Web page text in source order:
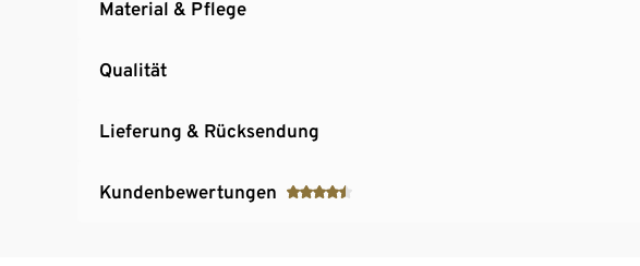
Material & Pflege
Qualität
Lieferung & Rücksendung
Kundenbewertungen